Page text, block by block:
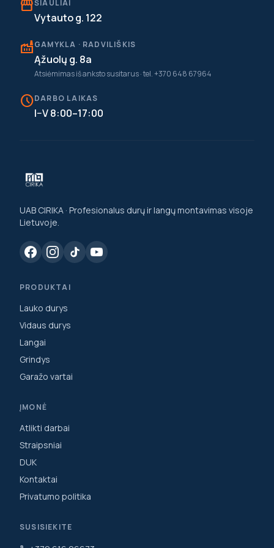
storefrontŠIAULIAI
Vytauto g. 122
factoryGAMYKLA · RADVILIŠKIS
Ąžuolų g. 8a
Atsiėmimas iš anksto susitarus · tel. +370 648 67964
scheduleDARBO LAIKAS
I–V 8:00–17:00
UAB CIRIKA · Profesionalus durų ir langų montavimas visoje
Lietuvoje.
PRODUKTAI
Lauko durys
Vidaus durys
Langai
Grindys
Garažo vartai
ĮMONĖ
Atlikti darbai
Straipsniai
DUK
Kontaktai
Privatumo politika
SUSISIEKITE